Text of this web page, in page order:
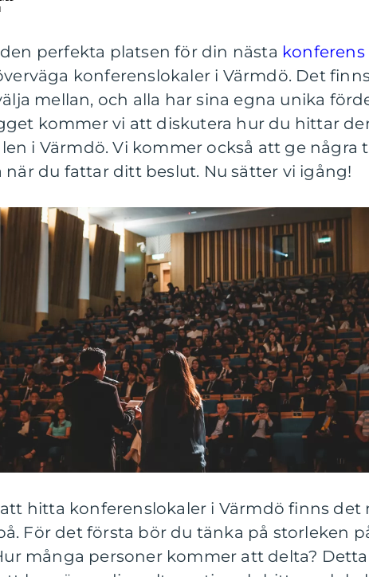
perfekta platsen för din nästa konferens
konferenslokaler i Värmdö. Det
mellan, och alla har sina egna unika
kommer vi att diskutera hur du hittar
i Värmdö. Vi kommer också att ge några
du fattar ditt beslut. Nu sätter vi igång!
hitta konferenslokaler i Värmdö finns det
För det första bör du tänka på storleken
många personer kommer att delta?